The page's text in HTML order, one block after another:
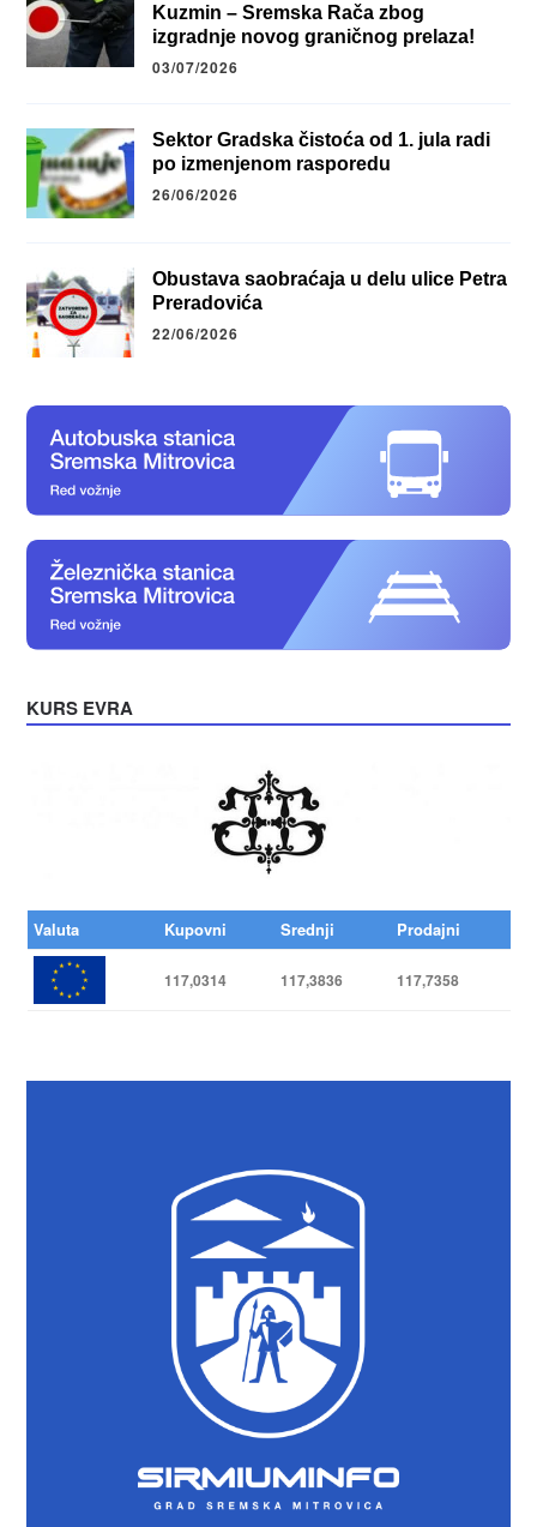
Kuzmin – Sremska Rača zbog
izgradnje novog graničnog prelaza!
03/07/2026
Sektor Gradska čistoća od 1. jula radi
po izmenjenom rasporedu
26/06/2026
Obustava saobraćaja u delu ulice Petra
Preradovića
22/06/2026
KURS EVRA
Valuta Kupovni Srednji Prodajni
117,0314 117,3836 117,7358